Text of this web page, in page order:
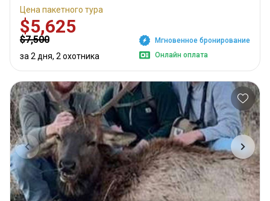
Цена пакетного тура
$5,625
$7,500
за 2 дня, 2 охотника
Мгновенное бронирование
Онлайн оплата